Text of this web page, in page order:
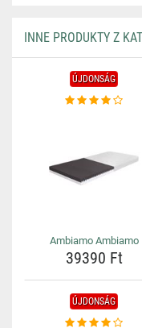
INNE PRODUKTY Z
ÚJDONSÁG
Ambiamo Ambiamo
39390 Ft
ÚJDONSÁG